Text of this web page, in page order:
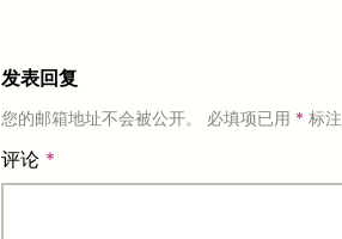
发表回复
您的邮箱地址不会被公开。 必填项已用 * 标注
评论 *